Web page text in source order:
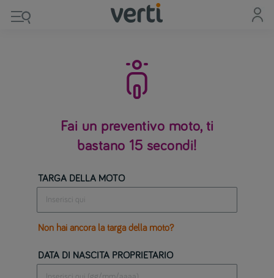

Fai un preventivo moto, ti
bastano 15 secondi!
TARGA DELLA MOTO
Non hai ancora la targa della moto?
DATA DI NASCITA PROPRIETARIO